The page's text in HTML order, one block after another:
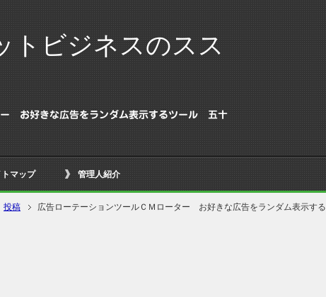
トビジネスのスス
ー お好きな広告をランダム表示するツール 五十
マップ 管理人紹介
投稿 広告ローテーションツールＣＭローター お好きな広告をランダム表示